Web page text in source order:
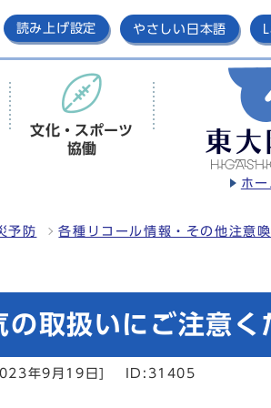
読み上げ設定 やさしい日本語
ホ
文化・スポーツ
協働
予防 各種リコール情報・その他注意
取扱いにご注意く
年9月19日] ID:31405